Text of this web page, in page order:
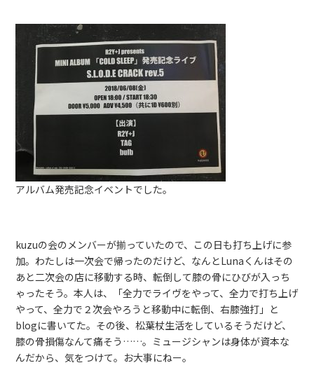
アルバム発売記念イベントでした。
kuzuの会のメンバーが揃っていたので、この日も打ち上げに参
加。わたしは一次会で帰ったのだけど、なんとLunaくんはその
あと二次会の店に移動する時、転倒して膝の骨にひびが入っち
ゃったそう。本人は、「全力でライヴをやって、全力で打ち上げ
やって、全力で２次会やろうと移動中に転倒、右膝強打」と
blogに書いてた。その後、松葉杖生活をしているそうだけど、
膝の骨損傷なんて痛そう……。ミュージシャンは身体が資本な
んだから、気をつけて。お大事にねー。